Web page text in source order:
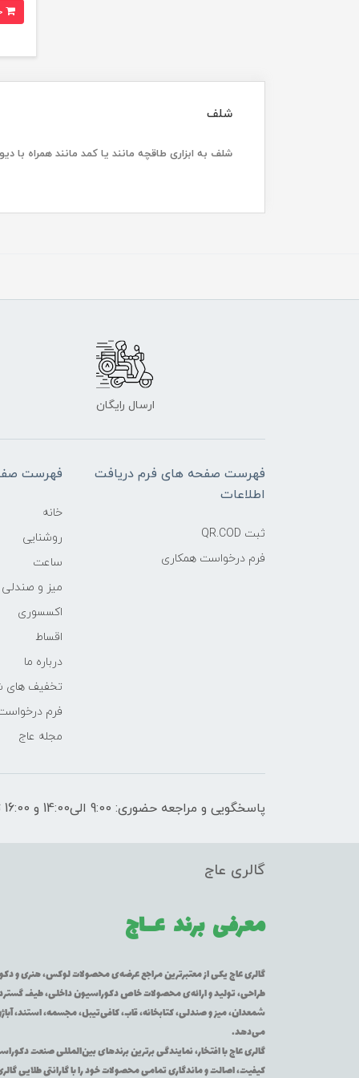
شلف
شلف به ابزاری طاقچه مانند یا کمد مانند همراه
ارسال رایگان
فهرست صفحه های فرم دریافت
اطلاعات
ثبت QR.COD
فرم درخواست همکاری
فهرست
خانه
روشنایی
ساعت
میز و صندلی
اکسسوری
اقساط
درباره ما
تخفیف های
فرم
مجله عاج
پاسخگویی و مراجعه حضوری: 9:00 الی14:00 و 16:00 تا 21:00
گالری عاج
معرفی برند عــاج
گالری عاج یکی از معتبرترین مراجع عرضه‌ی محصولات لوکس، هنری و
طراحی، تولید و ارائه‌ی محصولات خاص دکوراسیون داخلی، طیف
شمعدان، میز و صندلی، کتابخانه، قاب، کافی‌تیبل، مجسمه، استند،
می‌دهد.
گالری عاج با افتخار، نمایندگی برترین برندهای بین‌المللی صنعت
کیفیت، اصالت و ماندگاری تمامی محصولات خود را با گارانتی طلایی